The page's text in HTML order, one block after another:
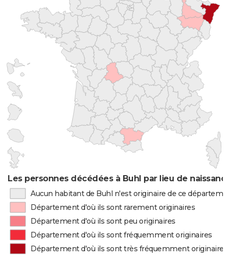
Les personnes décédées à Buhl par lieu de
Aucun habitant de Buhl n'est originaire de ce
Département d'où ils sont rarement originaires
Département d'où ils sont peu originaires
Département d'où ils sont fréquemment originaires
Département d'où ils sont très fréquemment originaires